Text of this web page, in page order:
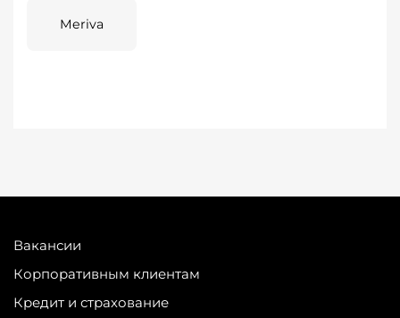
Meriva
Вакансии
Корпоративным клиентам
Кредит и страхование